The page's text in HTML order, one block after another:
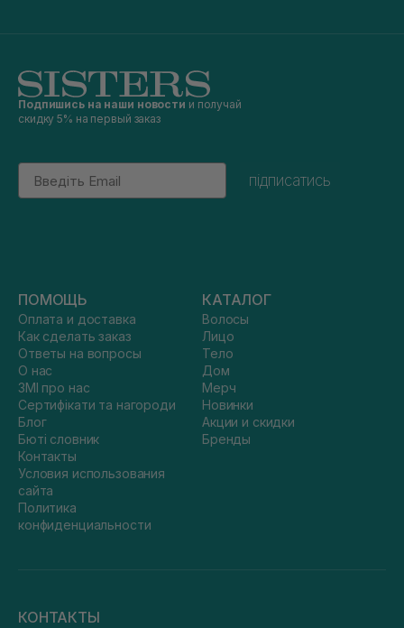
Подпишись на наши новости и получай
скидку 5% на первый заказ
Email
підписатись
ПОМОЩЬ
Оплата и доставка
Как сделать заказ
Ответы на вопросы
О нас
ЗМІ про нас
Сертифікати та нагороди
Блог
Бюті словник
Контакты
Условия использования
сайта
Политика
конфиденциальности
КАТАЛОГ
Волосы
Лицо
Тело
Дом
Мерч
Новинки
Акции и скидки
Бренды
КОНТАКТЫ